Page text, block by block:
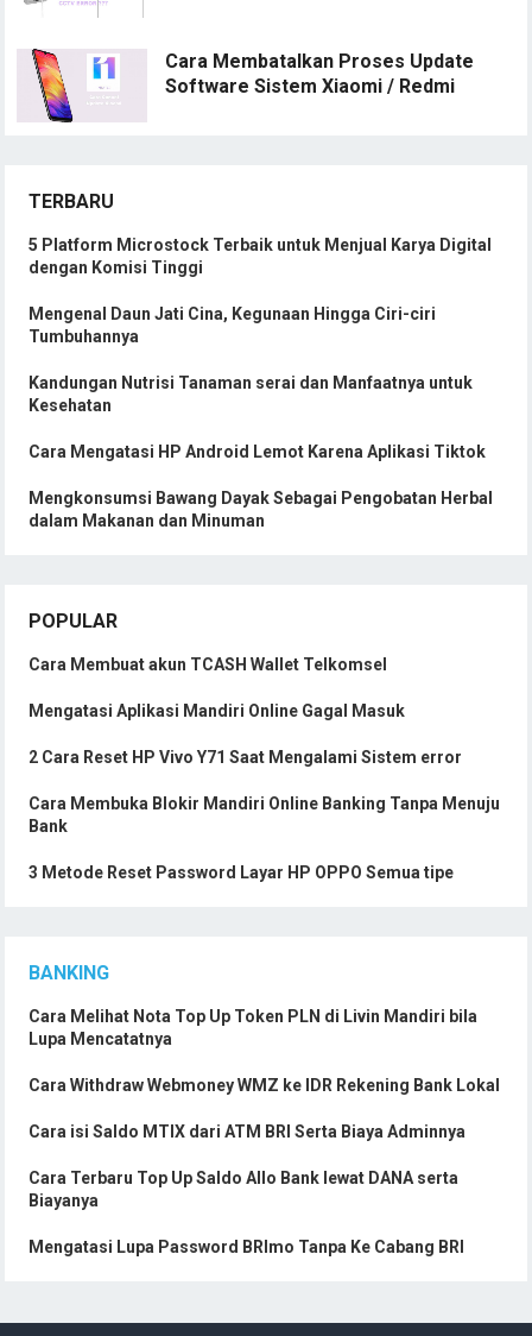
Cara Membatalkan Proses Update
Software Sistem Xiaomi / Redmi
TERBARU
5 Platform Microstock Terbaik untuk Menjual Karya Digital
dengan Komisi Tinggi
Mengenal Daun Jati Cina, Kegunaan Hingga Ciri-ciri
Tumbuhannya
Kandungan Nutrisi Tanaman serai dan Manfaatnya untuk
Kesehatan
Cara Mengatasi HP Android Lemot Karena Aplikasi Tiktok
Mengkonsumsi Bawang Dayak Sebagai Pengobatan Herbal
dalam Makanan dan Minuman
POPULAR
Cara Membuat akun TCASH Wallet Telkomsel
Mengatasi Aplikasi Mandiri Online Gagal Masuk
2 Cara Reset HP Vivo Y71 Saat Mengalami Sistem error
Cara Membuka Blokir Mandiri Online Banking Tanpa Menuju
Bank
3 Metode Reset Password Layar HP OPPO Semua tipe
BANKING
Cara Melihat Nota Top Up Token PLN di Livin Mandiri bila
Lupa Mencatatnya
Cara Withdraw Webmoney WMZ ke IDR Rekening Bank Lokal
Cara isi Saldo MTIX dari ATM BRI Serta Biaya Adminnya
Cara Terbaru Top Up Saldo Allo Bank lewat DANA serta
Biayanya
Mengatasi Lupa Password BRImo Tanpa Ke Cabang BRI